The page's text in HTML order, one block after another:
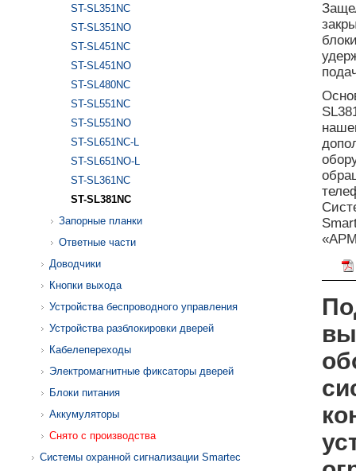
ST-SL351NC
ST-SL351NO
ST-SL451NC
ST-SL451NO
ST-SL480NC
ST-SL551NC
ST-SL551NO
ST-SL651NC-L
ST-SL651NO-L
ST-SL361NC
ST-SL381NC
Запорные планки
Ответные части
Доводчики
Кнопки выхода
Устройства беспроводного управления
Устройства разблокировки дверей
Кабелепереходы
Электромагнитные фиксаторы дверей
Блоки питания
Аккумуляторы
Снято с производства
Системы охранной сигнализации Smartec